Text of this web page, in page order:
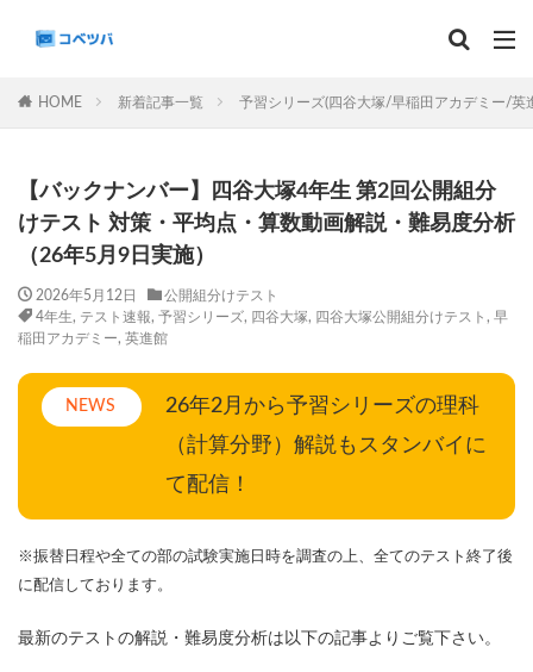
HOME 新着記事一覧 予習シリーズ(四谷大塚/早稲田アカデミー/英
【バックナンバー】四谷大塚4年生 第2回公開組分
けテスト 対策・平均点・算数動画解説・難易度分析
（26年5月9日実施）
2026年5月12日
公開組分けテスト
4年生, テスト速報, 予習シリーズ, 四谷大塚, 四谷大塚公開組分けテスト , 早
稲田アカデミー, 英進館
NEWS
26年2月から予習シリーズの理科
（計算分野）解説もスタンバイに
て配信！
※振替日程や全ての部の試験実施日時を調査の上、全てのテスト終了後
に配信しております。
最新のテストの解説・難易度分析は以下の記事よりご覧下さい。
カテゴリー
タグ
算数 理科 3年生 後期(9月~11月)
早稲田アカデミー 英進館 中学受験算数
5年生 4年生 入試分析・志望校別対策
保存版 学習法記事
SAPIXデイリーチェック
サピックスオープン 土曜特訓